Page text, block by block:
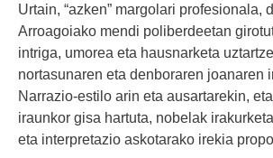
Urtain, “azken” margolari profesionala,
Arroagoiako mendi poliberdeetan
intriga, umorea eta hausnarketa
nortasunaren eta denboraren joanaren
Narrazio-estilo arin eta ausartarekin,
iraunkor gisa hartuta, nobelak
eta interpretazio askotarako irekia